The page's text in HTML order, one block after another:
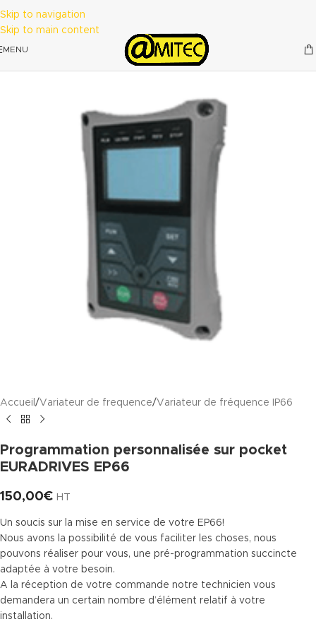
Skip to navigation
Skip to main content
MENU
Accueil /Variateur de frequence/Variateur de fréquence IP66
Programmation personnalisée sur pocket
EURADRIVES EP66
150,00€ HT
Un soucis sur la mise en service de votre EP66!
Nous avons la possibilité de vous faciliter les choses, nous
pouvons réaliser pour vous, une pré-programmation succincte
adaptée à votre besoin.
A la réception de votre commande notre technicien vous
demandera un certain nombre d’élément relatif à votre
installation.